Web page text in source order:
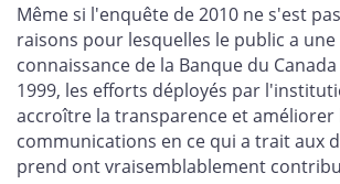
Même si l'enquête de 2010 ne s'est
raisons pour lesquelles le public a
connaissance de la Banque du
1999, les efforts déployés par
accroître la transparence et améliorer
communications en ce qui a trait aux
prend ont vraisemblablement